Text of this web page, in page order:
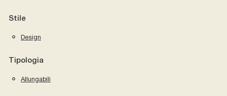
Stile
Design
Tipologia
Allungabili